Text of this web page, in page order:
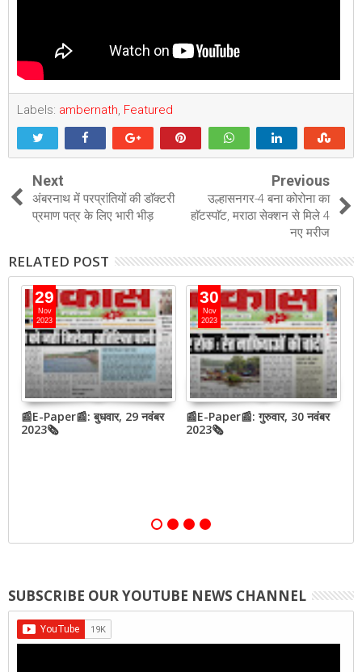
Labels: ambernath, Featured
Next
अंबरनाथ में परप्रांतियों की डाॅक्टरी
प्रमाण पत्र के लिए भारी भीड़
Previous
उल्हासनगर-4 बना कोरोना का
हाॅटस्पाॅट, मराठा सेक्शन से मिले 4
नए मरीज
RELATED POST
29
Nov
2023
📰E-Paper📰: बुधवार, 29 नवंबर
2023🗞
30
Nov
2023
📰E-Paper📰: गुरुवार, 30 नवंबर
2023🗞
SUBSCRIBE OUR YOUTUBE NEWS CHANNEL